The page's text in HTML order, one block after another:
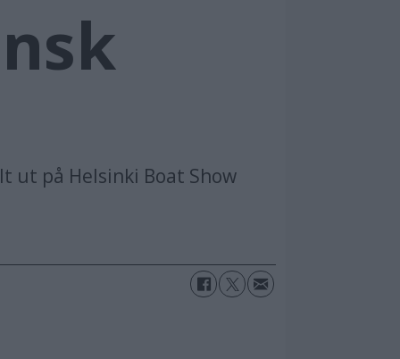
ut på Helsinki Boat Show